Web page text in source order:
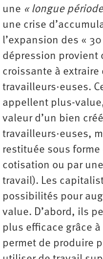
une « longue
une crise
l’expansion des «
dépression provient
croissante à
travailleurs·euses.
appellent plus-
valeur d’un bien
travailleurs·euses,
restituée sous
cotisation ou par
travail). Les
possibilités pour
value. D’abord, ils
plus efficace grâce
permet de produire